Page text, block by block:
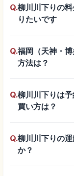
Q.柳川川下りの
りたいです
Q.福岡（天神・
方法は？
Q.柳川川下りは
買い方は？
Q.柳川川下りの
か？